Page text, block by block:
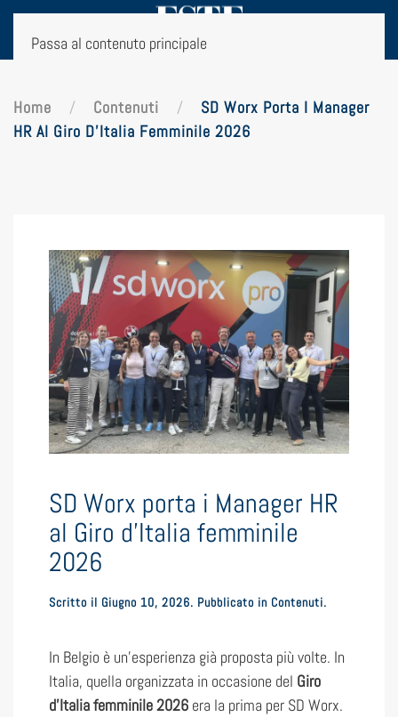
Passa al contenuto principale
Home Contenuti
SD Worx Porta I Manager
HR Al Giro D’Italia Femminile 2026
SD Worx porta i Manager HR
al Giro d’Italia femminile
2026
Scritto il Giugno 10, 2026. Pubblicato in Contenuti.
In Belgio è un’esperienza già proposta più volte. In
Italia, quella organizzata in occasione del Giro
d’Italia femminile 2026 era la prima per SD Worx.